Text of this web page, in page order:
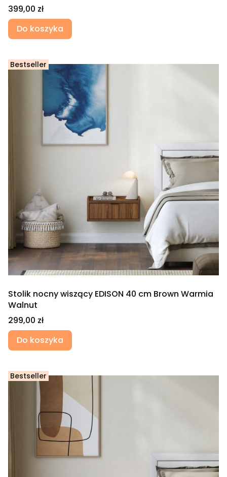
Cena
399,00 zł
Do koszyka
Bestseller
Stolik nocny wiszący EDISON 40 cm Brown Warmia
Walnut
Cena
299,00 zł
Do koszyka
Bestseller